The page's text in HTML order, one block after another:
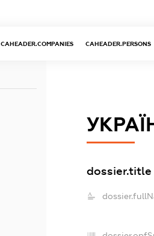
CAHEADER.COMPANIES CAHEADER.PERSONS
dossier.title